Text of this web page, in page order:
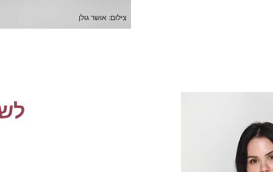
צילום: אושר גולן